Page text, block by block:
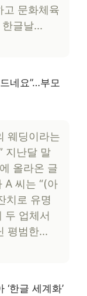
고 문화체육
한글날…
네요”…부모
웨딩이라는
지난달 말
올라온 글
A 씨는 “(아
치로 유명
두 업체서
평범한…
한글 세계화’